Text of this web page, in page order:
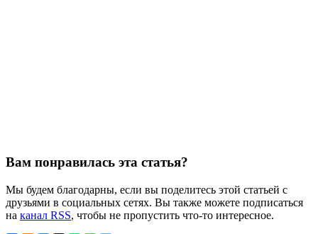
Вам понравилась эта статья?
Мы будем благодарны, если вы поделитесь этой статьей с
друзьями в социальных сетях. Вы также можете подписаться
на канал RSS, чтобы не пропустить что-то интересное.